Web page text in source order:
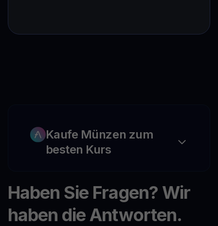
Kaufe Münzen zum
besten Kurs
Haben Sie Fragen? Wir
haben die Antworten.